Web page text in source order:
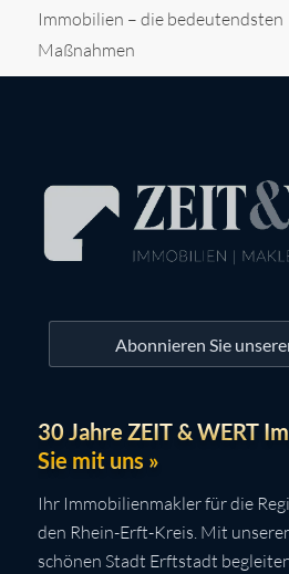
Immobilien – die bedeutendsten
Maßnahmen
Abonnieren Sie
30 Jahre ZEIT & WERT
Sie mit uns »
Ihr Immobilienmakler für die
den Rhein-Erft-Kreis. Mit
schönen Stadt Erftstadt